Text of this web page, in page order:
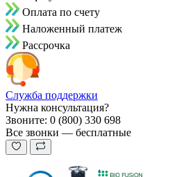
Оплата по счету
Наложенный платеж
Рассрочка
Служба поддержки
Нужна консультация?
Звоните: 0 (800) 330 698
Все звонки — бесплатные